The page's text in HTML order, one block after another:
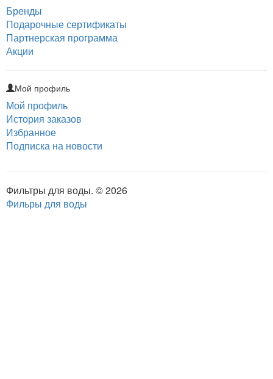
Бренды
Подарочные сертификаты
Партнерская программа
Акции
Мой профиль
Мой профиль
История заказов
Избранное
Подписка на новости
Фильтры для воды. © 2026
Фильры для воды